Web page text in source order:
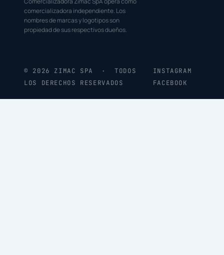
comercializadora independiente. Los
nombres de marcas y logotipos son
propiedad de sus respectivos dueños.
© 2026 ZIMAC SPA · TODOS
LOS DERECHOS RESERVADOS
INSTAGRAM
FACEBOOK